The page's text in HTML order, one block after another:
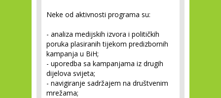
Neke od aktivnosti programa su:
- analiza medijskih izvora i političkih
poruka plasiranih tijekom predizbornih
kampanja u BiH;
- uporedba sa kampanjama iz drugih
dijelova svijeta;
- navigiranje sadržajem na društvenim
mrežama;